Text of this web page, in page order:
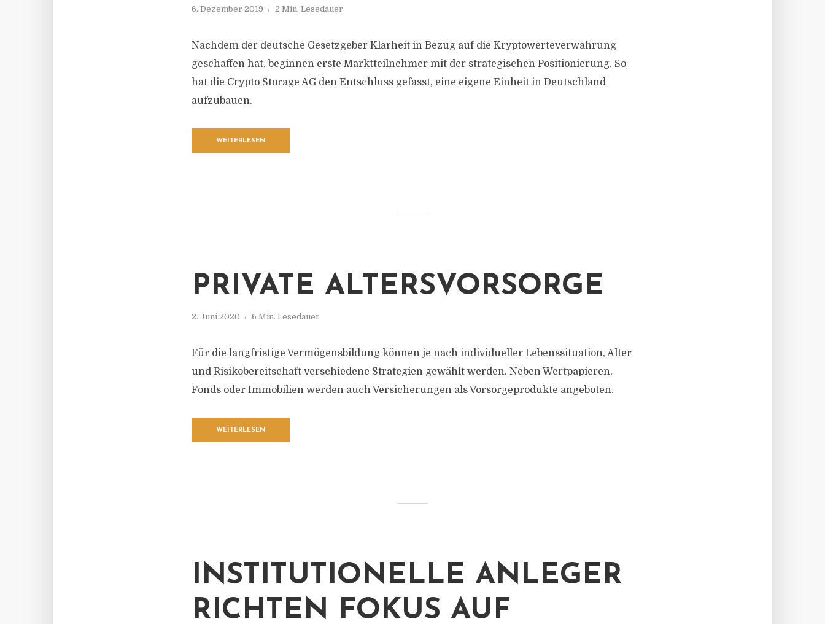
6. Dezember 2019 2 Min. Lesedauer
Nachdem der deutsche Gesetzgeber Klarheit in Bezug auf die Kryptowerteverwahrung
geschaffen hat, beginnen erste Marktteilnehmer mit der strategischen Positionierung. So
hat die Crypto Storage AG den Entschluss gefasst, eine eigene Einheit in Deutschland
aufzubauen.
WEITERLESEN
PRIVATE ALTERSVORSORGE
2. Juni 2020 6 Min. Lesedauer
Für die langfristige Vermögensbildung können je nach individueller Lebenssituation, Alter
und Risikobereitschaft verschiedene Strategien gewählt werden. Neben Wertpapieren,
Fonds oder Immobilien werden auch Versicherungen als Vorsorgeprodukte angeboten.
WEITERLESEN
INSTITUTIONELLE ANLEGER
RICHTEN FOKUS AUF